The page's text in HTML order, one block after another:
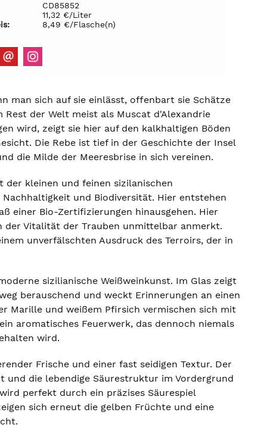
CD85852
11,32 €/Liter
8,49 €/Flasche(n)
man sich auf sie einlässt, offenbart sie Schätze
der Welt meist als Muscat d'Alexandrie
wird, zeigt sie hier auf den kalkhaltigen Böden
Die Rebe ist tief in der Geschichte der Insel
die Milde der Meeresbrise in sich vereinen.
der kleinen und feinen sizilanischen
und Biodiversität. Hier entstehen
einer Bio-Zertifizierungen hinausgehen. Hier
der Vitalität der Trauben unmittelbar anmerkt.
unverfälschten Ausdruck des Terroirs, der in
sizilianische Weißweinkunst. Im Glas zeigt
berauschend und weckt Erinnerungen an einen
Marille und weißem Pfirsich vermischen sich mit
aromatisches Feuerwerk, das dennoch niemals
wird.
Frische und einer fast seidigen Textur. Der
die lebendige Säurestruktur im Vordergrund
perfekt durch ein präzises Säurespiel
sich erneut die gelben Früchte und eine